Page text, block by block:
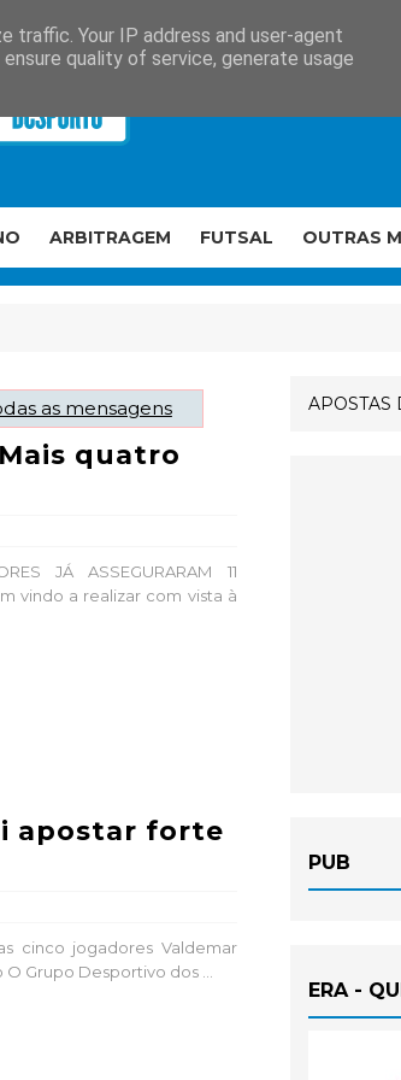
ARBITRAGEM FUTSAL OUTRAS
as mensagens
Mais quatro
JÁ ASSEGURARAM 11
vindo a realizar com vista à
apostar forte
cinco jogadores Valdemar
Grupo Desportivo dos ...
APOSTAS
PUB
ERA -
traffic. Your IP address and user-agent
quality of service, generate usage